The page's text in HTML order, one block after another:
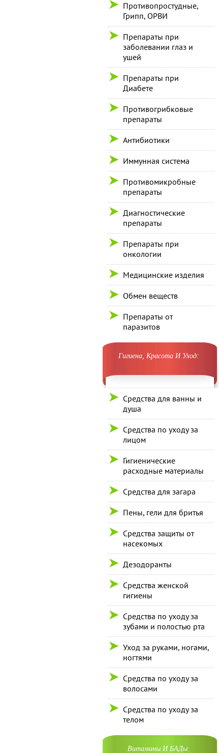
Противопростудные,
Грипп, ОРВИ
Препараты при
заболевании глаз и
ушей
Препараты при
Диабете
Противогрибковые
препараты
Антибиотики
Иммунная система
Противомикробные
препараты
Диагностические
препараты
Препараты при
онкологии
Медицинские изделия
Обмен веществ
Препараты от
паразитов
Гигиена, Красота И Уход:
Средства для ванны и
душа
Средства по уходу за
лицом
Гигиенические
расходные материалы
Средства для загара
Пены, гели для бритья
Средства защиты от
насекомых
Дезодоранты
Средства женской
гигиены
Средства по уходу за
зубами и полостью рта
Уход за руками, ногами,
ногтями
Средства по уходу за
волосами
Средства по уходу за
телом
Витамины И БАДы: